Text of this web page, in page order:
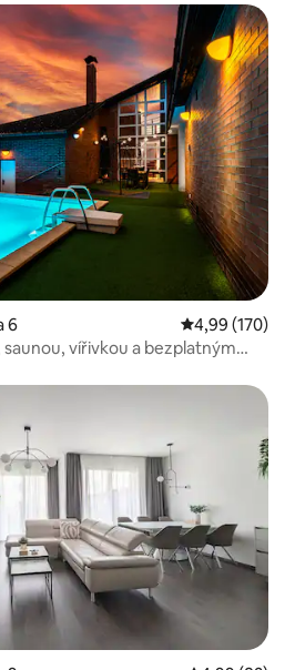
6 Průměrné
4,99 (170)
saunou, vířivkou a bezplatným